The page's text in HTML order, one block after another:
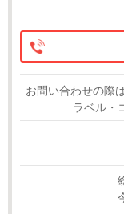
お問い合わせの際
ラベル・